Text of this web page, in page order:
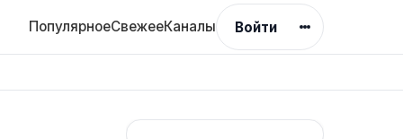
ПопулярноеСвежееКаналы Войти